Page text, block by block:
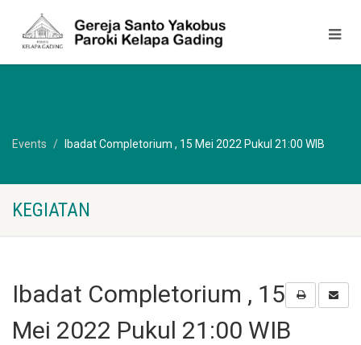
Events Ibadat Completorium , 15 Mei 2022 Pukul 21:00 WIB
KEGIATAN
Ibadat Completorium , 15
Mei 2022 Pukul 21:00 WIB